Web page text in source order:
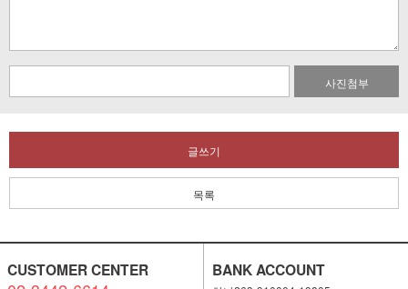
사진첨부
글쓰기
목록
CUSTOMER CENTER BANK ACCOUNT